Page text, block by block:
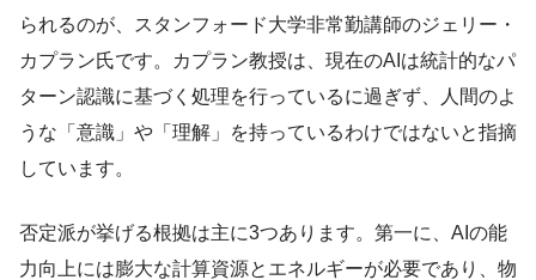
られるのが、スタンフォード大学非常勤講師のジェリー・
カプラン氏です。カプラン教授は、現在のAIは統計的なパ
ターン認識に基づく処理を行っているに過ぎず、人間のよ
うな「意識」や「理解」を持っているわけではないと指摘
しています。
否定派が挙げる根拠は主に3つあります。第一に、AIの能
力向上には膨大な計算資源とエネルギーが必要であり、物